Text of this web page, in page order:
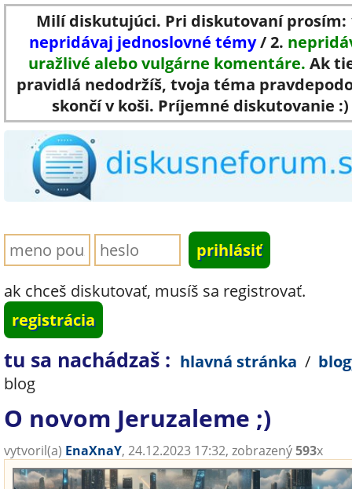
Milí diskutujúci. Pri diskutovaní prosím:
nepridávaj jednoslovné témy/ 2.
uražlivé alebo vulgárne komentáre. Ak
pravidlá nedodržíš, tvoja téma
skončí v koši. Príjemné diskutovanie :)
ak chceš diskutovať, musíš sa registrovať.
registrácia
tu sa nachádzaš : hlavná stránka /
blog
O novom Jeruzaleme ;)
vytvoril(a) EnaXnaY, 24.12.2023 17:32, zobrazený593x